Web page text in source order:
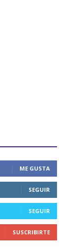
ME GUSTA
SEGUIR
SEGUIR
SUSCRIBIRTE